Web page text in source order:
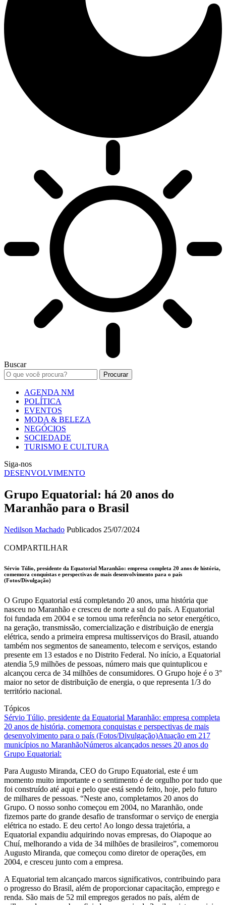
Buscar
AGENDA NM
POLÍTICA
EVENTOS
MODA & BELEZA
NEGÓCIOS
SOCIEDADE
TURISMO E CULTURA
Siga-nos
DESENVOLVIMENTO
Grupo Equatorial: há 20 anos do
Maranhão para o Brasil
Nedilson Machado Publicados 25/07/2024
COMPARTILHAR
Sérvio Túlio, presidente da Equatorial Maranhão: empresa completa 20 anos de história,
comemora conquistas e perspectivas de mais desenvolvimento para o país
(Fotos/Divulgação)
O Grupo Equatorial está completando 20 anos, uma história que
nasceu no Maranhão e cresceu de norte a sul do país. A Equatorial
foi fundada em 2004 e se tornou uma referência no setor energético,
na geração, transmissão, comercialização e distribuição de energia
elétrica, sendo a primeira empresa multisserviços do Brasil, atuando
também nos segmentos de saneamento, telecom e serviços, estando
presente em 13 estados e no Distrito Federal. No início, a Equatorial
atendia 5,9 milhões de pessoas, número mais que quintuplicou e
alcançou cerca de 34 milhões de consumidores. O Grupo hoje é o 3°
maior no setor de distribuição de energia, o que representa 1/3 do
território nacional.
Tópicos
Sérvio Túlio, presidente da Equatorial Maranhão: empresa completa
20 anos de história, comemora conquistas e perspectivas de mais
desenvolvimento para o país (Fotos/Divulgação)Atuação em 217
municípios no MaranhãoNúmeros alcançados nesses 20 anos do
Grupo Equatorial:
Para Augusto Miranda, CEO do Grupo Equatorial, este é um
momento muito importante e o sentimento é de orgulho por tudo que
foi construído até aqui e pelo que está sendo feito, hoje, pelo futuro
de milhares de pessoas. “Neste ano, completamos 20 anos do
Grupo. O nosso sonho começou em 2004, no Maranhão, onde
fizemos parte do grande desafio de transformar o serviço de energia
elétrica no estado. E deu certo! Ao longo dessa trajetória, a
Equatorial expandiu adquirindo novas empresas, do Oiapoque ao
Chuí, melhorando a vida de 34 milhões de brasileiros”, comemorou
Augusto Miranda, que começou como diretor de operações, em
2004, e cresceu junto com a empresa.
A Equatorial tem alcançado marcos significativos, contribuindo para
o progresso do Brasil, além de proporcionar capacitação, emprego e
renda. São mais de 52 mil empregos gerados no país, além de